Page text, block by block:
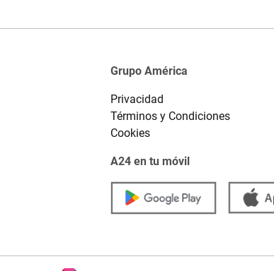
Grupo América
Privacidad
Términos y Condiciones
Cookies
A24 en tu móvil